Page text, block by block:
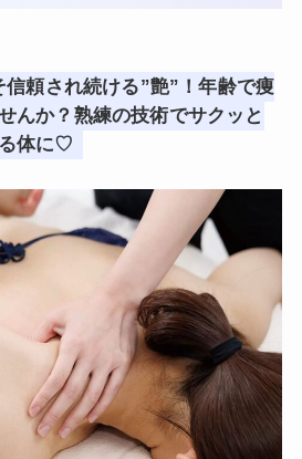
頼され続ける”艶”！年齢で痩
んか？熟練の技術でサクッと
体に♡